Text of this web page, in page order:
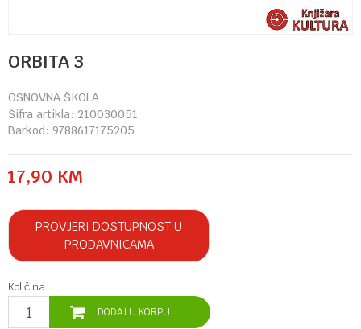
ORBITA 3
OSNOVNA ŠKOLA
Šifra artikla: 210030051
Barkod: 9788617175205
17,90 KM
PROVJERI DOSTUPNOST U
PRODAVNICAMA
Količina:
DODAJ U KORPU